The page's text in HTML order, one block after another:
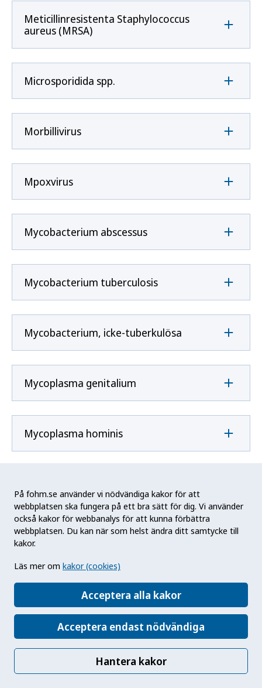
På fohm.se använder vi nödvändiga kakor för att
webbplatsen ska fungera på ett bra sätt för dig. Vi använder
också kakor för webbanalys för att kunna förbättra
webbplatsen. Du kan när som helst ändra ditt samtycke till
kakor.
Läs mer om kakor (cookies)
Acceptera alla kakor
Acceptera endast nödvändiga
Hantera kakor
Meticillinresistenta Staphylococcus
aureus (MRSA)
Microsporidida spp.
Morbillivirus
Mpoxvirus
Mycobacterium abscessus
Mycobacterium tuberculosis
Mycobacterium, icke-tuberkulösa
Mycoplasma genitalium
Mycoplasma hominis
N
Neisseria gonorrhoeae
Neisseria meningitidis